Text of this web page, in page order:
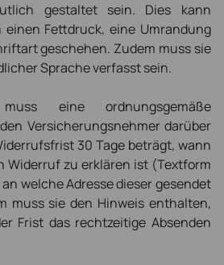
gestaltet sein. Dies kann
einen Fettdruck, eine Umrandung
geschehen. Zudem muss sie
Sprache verfasst sein.
eine ordnungsgemäße
Versicherungsnehmer darüber
30 Tage beträgt, wann
Widerruf zu erklären ist (Textform
welche Adresse dieser gesendet
muss sie den Hinweis enthalten,
Frist das rechtzeitige Absenden